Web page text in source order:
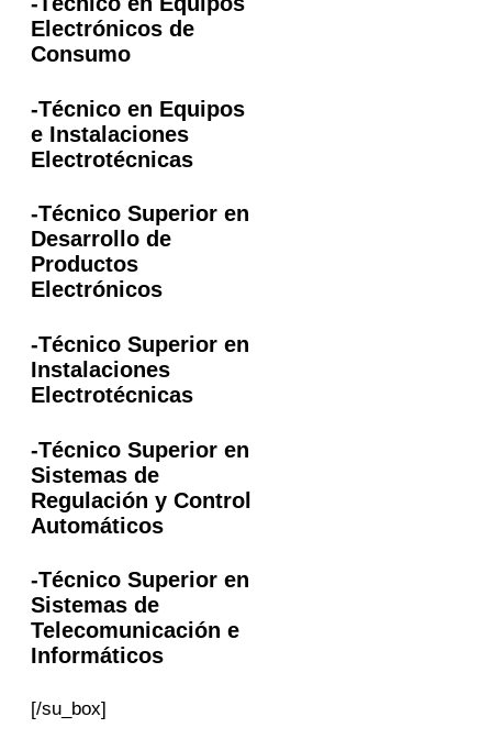
Electrónicos de
Consumo
-Técnico en Equipos
e Instalaciones
Electrotécnicas
-Técnico Superior en
Desarrollo de
Productos
Electrónicos
-Técnico Superior en
Instalaciones
Electrotécnicas
-Técnico Superior en
Sistemas de
Regulación y Control
Automáticos
-Técnico Superior en
Sistemas de
Telecomunicación e
Informáticos
[/su_box]